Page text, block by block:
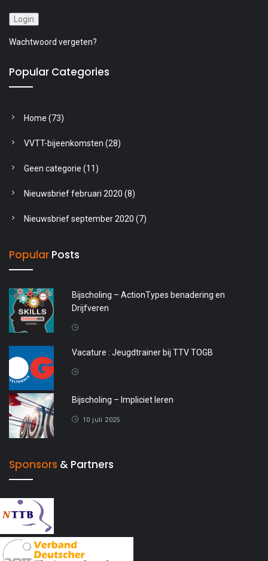
Wachtwoord vergeten?
Popular Categories
Home (73)
VVTT-bijeenkomsten (28)
Geen categorie (11)
Nieuwsbrief februari 2020 (8)
Nieuwsbrief september 2020 (7)
Popular Posts
Bijscholing – ActionTypes benadering en
Drijfveren
Vacature : Jeugdtrainer bij TTV TOGB
Bijscholing – Impliciet leren
10 juli 2025
Sponsors & Partners